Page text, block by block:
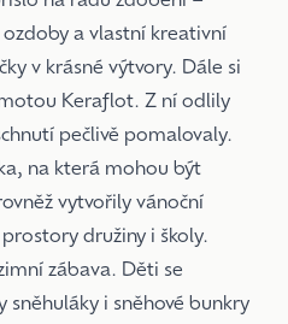
a vlastní kreativní
v krásné výtvory. Dále si
Keraflot. Z ní odlily
pečlivě pomalovaly.
na která mohou být
vytvořily vánoční
družiny i školy.
zábava. Děti se
sněhuláky i sněhové bunkry